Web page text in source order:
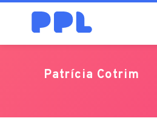
Patrícia Cotrim